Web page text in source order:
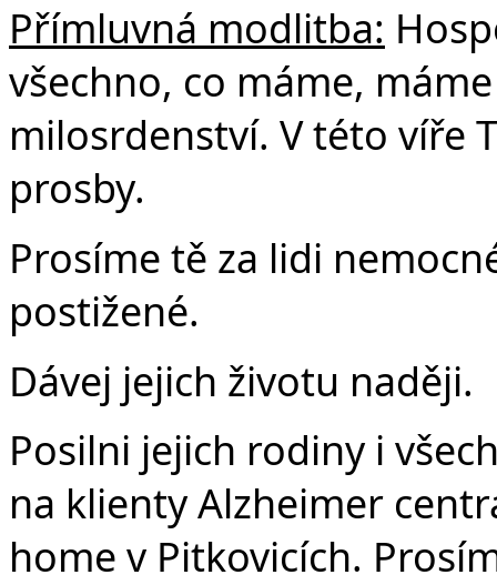
Přímluvná modlitba:
všechno, co máme,
milosrdenství. V této víře
prosby.
Prosíme tě za lidi
postižené.
Dávej jejich životu naději.
Posilni jejich rodiny i
na klienty Alzheimer
home v Pitkovicích.